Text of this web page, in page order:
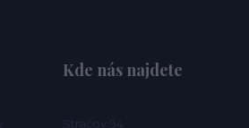
Kde nás najdete